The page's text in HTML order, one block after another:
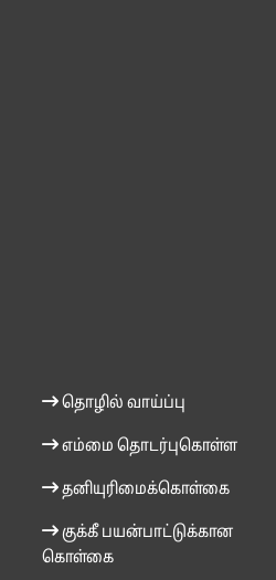
தொழில் வாய்ப்பு
எம்மை தொடர்புகொள்ள
தனியுரிமைக்கொள்கை
குக்கீ பயன்பாட்டுக்கான
கொள்கை